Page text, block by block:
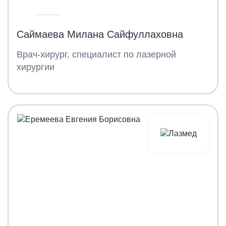
Саймаева Милана Сайфуллаховна
Врач-хирург, специалист по лазерной
хирургии